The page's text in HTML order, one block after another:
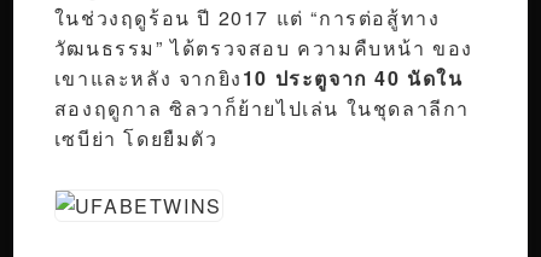
ในช่วงฤดูร้อน ปี 2017 แต่ “การต่อสู้ทาง
วัฒนธรรม” ได้ตรวจสอบ ความคืบหน้า ของ
เขาและหลัง จากยิง10 ประตูจาก 40 นัดใน
สองฤดูกาล ซิลวาก็ย้ายไปเล่น ในชุดลาลีกา
เซบีย่า โดยยืมตัว